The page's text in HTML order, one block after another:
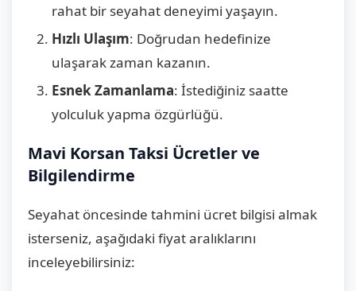
rahat bir seyahat deneyimi yaşayın.
Hızlı Ulaşım: Doğrudan hedefinize
ulaşarak zaman kazanın.
Esnek Zamanlama: İstediğiniz saatte
yolculuk yapma özgürlüğü.
Mavi Korsan Taksi Ücretler ve
Bilgilendirme
Seyahat öncesinde tahmini ücret bilgisi almak
isterseniz, aşağıdaki fiyat aralıklarını
inceleyebilirsiniz: